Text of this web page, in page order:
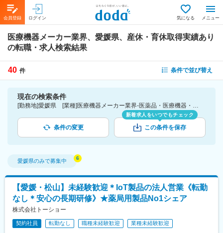
会員登録 ログイン 気になる メニュー
医療機器メーカー業界、愛媛県、産休・育休取得実績あり
の転職・求人検索結果
40 件 条件で並び替え
現在の検索条件
[勤務地]愛媛県 [業種]医療機器メーカー業界-医薬品・医療機器・ライフサイエンス・医療系サービス [詳細条件](休日・働き方)産休・育休取得実績あり
条件の変更
新着求人をいつでもチェック
この条件を保存
愛媛県のみで募集中
【愛媛・松山】未経験歓迎＊IoT製品の法人営業《転勤
なし＊安心の長期研修》★薬局用製品No1シェア
株式会社トーショー
契約社員 転勤なし 職種未経験歓迎 業種未経験歓迎